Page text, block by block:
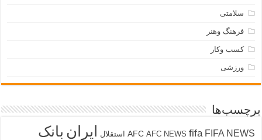
سلامتی
فرهنگ وهنر
کسب وکار
ورزشی
برچسب‌ها
AFC AFC NEWS fifa FIFA NEWS استقلال ایران بانک